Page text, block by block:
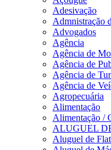
Adesivação
Admnistração
Advogados
Agência
Agência de
Agência de
Agência de
Agência de
Agropecuária
Alimentação
Alimentação /
ALUGUEL
Aluguel de Flat